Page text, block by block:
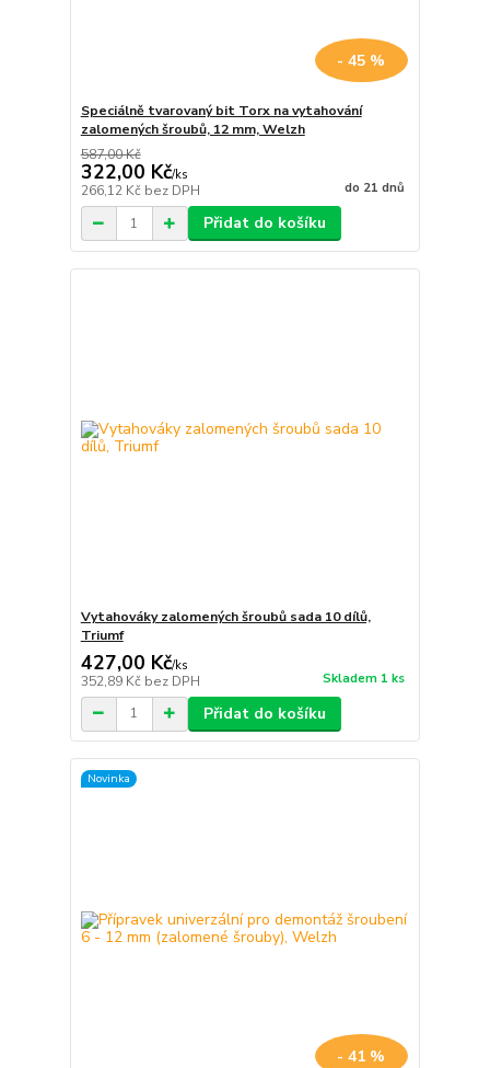
- 45 %
Speciálně tvarovaný bit Torx na vytahování
zalomených šroubů, 12 mm, Welzh
587,00 Kč
322,00 Kč/ks
266,12 Kč bez DPH do 21 dnů
Přidat do košíku
Vytahováky zalomených šroubů sada 10 dílů,
Triumf
427,00 Kč/ks
352,89 Kč bez DPH Skladem 1 ks
Přidat do košíku
Novinka
- 41 %